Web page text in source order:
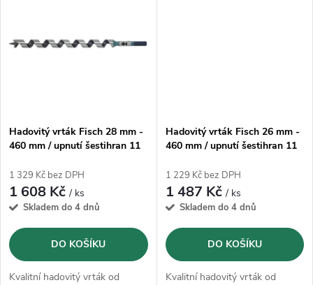
ů
ů
Hadovitý vrták Fisch 28 mm -
460 mm / upnutí šestihran 11
1 329 Kč bez DPH
1 608 Kč/ ks
Skladem do 4 dnů
DO KOŠÍKU
Kvalitní hadovitý vrták od
Hadovitý vrták Fisch 26 mm -
460 mm / upnutí šestihran 11
1 229 Kč bez DPH
1 487 Kč/ ks
Skladem do 4 dnů
DO KOŠÍKU
Kvalitní hadovitý vrták od